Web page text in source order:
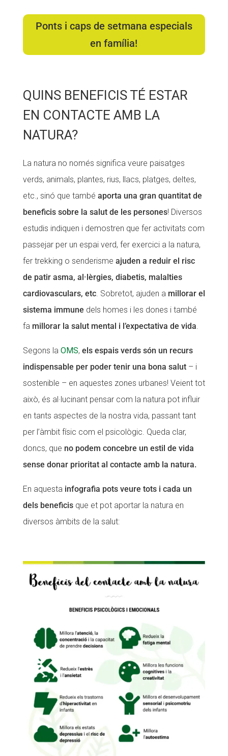
Ponts i caps de setmana especials
en família!
QUINS BENEFICIS TÉ ESTAR
EN CONTACTE AMB LA
NATURA?
La natura no només significa veure paisatges
verds, animals, plantes, rius, llacs, platges, deltes,
etc., sinó que també aporta una gran quantitat de
beneficis sobre la salut de les persones! Diversos
estudis indiquen i demostren que fer activitats com
passejar per un espai verd, fer exercici a la natura,
fer trekking o senderisme ajuden a reduir el risc
de patir asma, al·lèrgies, diabetis, malalties
cardiovasculars, etc. Sobretot, ajuden a millorar el
sistema immune dels homes i les dones i també
fa millorar la salut mental i l’expectativa de vida.
Segons la OMS, els espais verds són un recurs
indispensable per poder tenir una bona salut– i
sostenible – en aquestes zones urbanes! Veient tot
això, és al·lucinant pensar com la natura pot influir
en tants aspectes de la nostra vida, passant tant
per l’àmbit físic com el psicològic. Queda clar,
doncs, que no podem concebre un estil de vida
sense donar prioritat al contacte amb la natura.
En aquesta infografia pots veure tots i cada un
dels beneficisque et pot aportar la natura en
diversos àmbits de la salut: